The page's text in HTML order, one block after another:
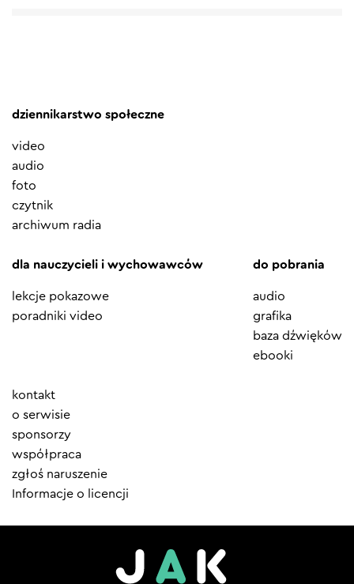
dziennikarstwo społeczne
video
audio
foto
czytnik
archiwum radia
dla nauczycieli i wychowawców
lekcje pokazowe
poradniki video
do pobrania
audio
grafika
baza dźwięków
ebooki
Element
menu
kontakt
o serwisie
sponsorzy
współpraca
zgłoś naruszenie
Informacje o licencji